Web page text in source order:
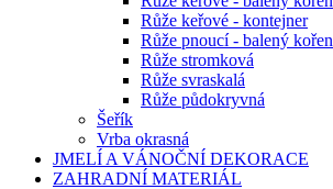
Růže keřové - kontejner
Růže pnoucí - balený kořen
Růže stromková
Růže svraskalá
Růže půdokryvná
Šeřík
Vrba okrasná
JMELÍ A VÁNOČNÍ DEKORACE
ZAHRADNÍ MATERIÁL